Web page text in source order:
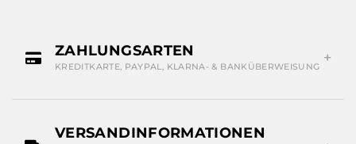
ZAHLUNGSARTEN
KREDITKARTE, PAYPAL, KLARNA- & BANKÜBERWEISUNG
VERSANDINFORMATIONEN